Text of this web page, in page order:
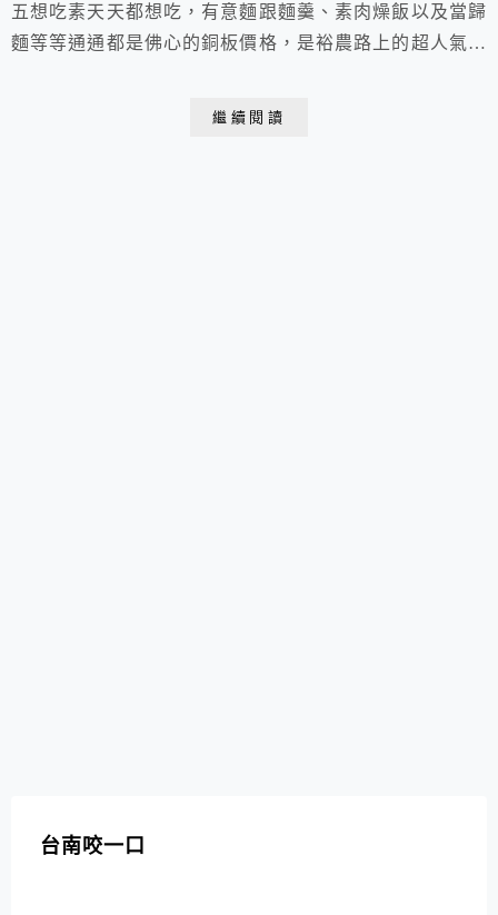
五想吃素天天都想吃，有意麵跟麵羹、素肉燥飯以及當歸
麵等等通通都是佛心的銅板價格，是裕農路上的超人氣素
繼續閱讀
台南咬一口